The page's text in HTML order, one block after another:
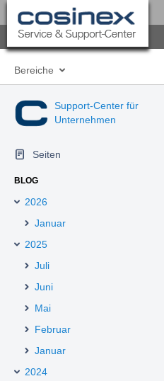
Bereiche
Support-Center für
Unternehmen
Seiten
BLOG
2026
Januar
2025
Juli
Juni
Mai
Februar
Januar
2024